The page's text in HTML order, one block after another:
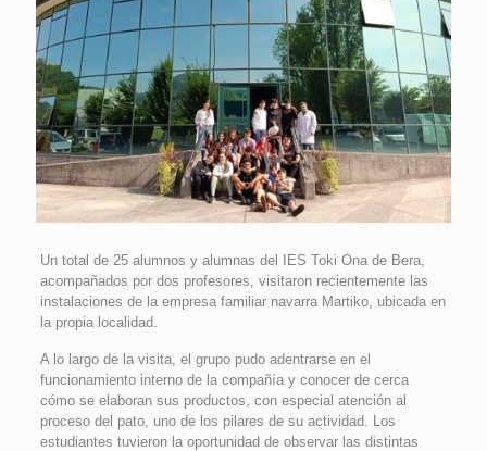
Un total de 25 alumnos y alumnas del IES Toki Ona de Bera,
acompañados por dos profesores, visitaron recientemente las
instalaciones de la empresa familiar navarra Martiko, ubicada en
la propia localidad.
A lo largo de la visita, el grupo pudo adentrarse en el
funcionamiento interno de la compañía y conocer de cerca
cómo se elaboran sus productos, con especial atención al
proceso del pato, uno de los pilares de su actividad. Los
estudiantes tuvieron la oportunidad de observar las distintas